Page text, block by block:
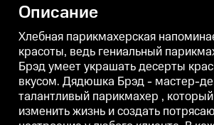
парикмахер , который способен
изменить жизнь и создать
потрясающее настроение у
любого клиента. В каждой
серии нас ждут новые
приключения и невероятные
истории об удивительном
салоне красоты.
любого
серии нас
истории
салоне
Описание
Хлебная парикмахерская
красоты, ведь гениальный
Брэд умеет украшать десерты
вкусом. Дядюшка Брэд - мастер-
талантливый парикмахер ,
изменить жизнь и создать